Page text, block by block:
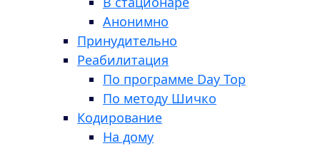
Анонимно
Принудительно
Реабилитация
По программе Day Top
По методу Шичко
Кодирование
На дому